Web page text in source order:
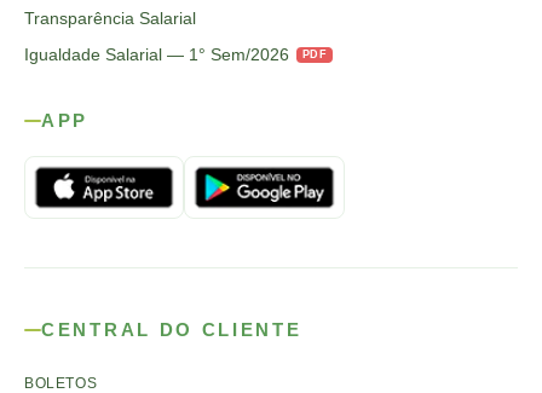
Transparência Salarial
Igualdade Salarial — 1° Sem/2026
PDF
APP
CENTRAL DO CLIENTE
BOLETOS